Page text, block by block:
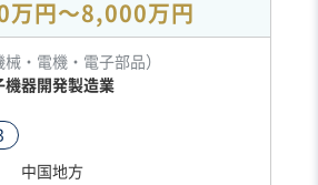
万円〜8,000万円
・電機・電子部品）
機器開発製造業
中国地方